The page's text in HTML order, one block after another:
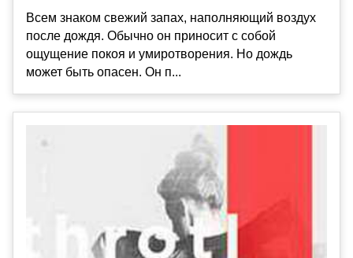
Всем знаком свежий запах, наполняющий воздух
после дождя. Обычно он приносит с собой
ощущение покоя и умиротворения. Но дождь
может быть опасен. Он п...